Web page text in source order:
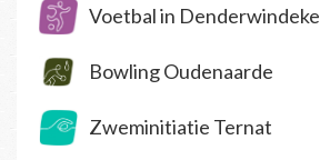
Voetbal in Denderwindeke
Bowling Oudenaarde
Zweminitiatie Ternat